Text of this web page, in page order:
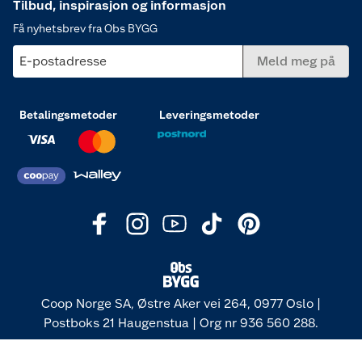
Tilbud, inspirasjon og informasjon
Få nyhetsbrev fra Obs BYGG
E-postadresse Meld meg på
Betalingsmetoder Leveringsmetoder
Coop Norge SA, Østre Aker vei 264, 0977 Oslo |
Postboks 21 Haugenstua | Org nr 936 560 288.